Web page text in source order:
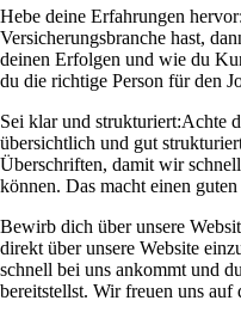
Hebe deine Erfahrungen hervor:
Versicherungsbranche hast,
deinen Erfolgen und wie du
du die richtige Person für den
Sei klar und strukturiert:Achte
übersichtlich und gut
Überschriften, damit wir
können. Das macht einen
Bewirb dich über unsere
direkt über unsere Website
schnell bei uns ankommt und
bereitstellst. Wir freuen uns auf